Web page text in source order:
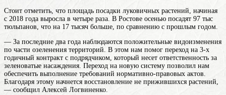
Стоит отметить, что площадь посадки луковичных растений, начиная
с 2018 года выросла в четыре раза. В Ростове осенью посадят 97 тыс
тюльпанов, что на 17 тысяч больше, по сравнению с прошлым годом.
— За последние два года наблюдаются положительные видоизменения
по части озеленения территорий. В этом нам помог переход на 3-х
годичный контракт с подрядчиком, который несет ответственность за
зеленоватые насаждения. Переход на новую систему позволил нам
обеспечить выполнение требований нормативно-правовых актов.
Благодаря этому начнется восстановление не прижившихся растений,
— сообщил Алексей Логвиненко.